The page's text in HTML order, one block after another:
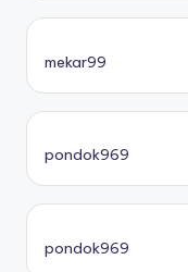
mekar99
pondok969
pondok969